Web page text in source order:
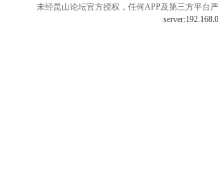
未经昆山论坛官方授权，任何APP及第三方平台